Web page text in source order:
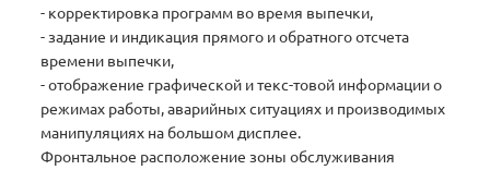
- корректировка программ во время выпечки,
- задание и индикация прямого и обратного отсчета
времени выпечки,
- отображение графической и текс-товой информации о
режимах работы, аварийных ситуациях и производимых
манипуляциях на большом дисплее.
Фронтальное расположение зоны обслуживания